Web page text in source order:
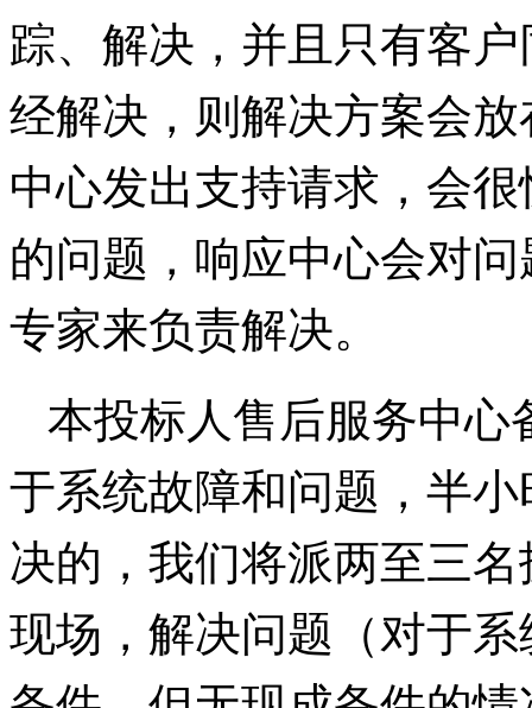
踪、解决，并且只有客
经解决，则解决方案会放
中心发出支持请求，会
的问题，响应中心会对
专家来负责解决。
本投标人售后服务中心
于系统故障和问题，半
决的，我们将派两至三
现场，解决问题（对于